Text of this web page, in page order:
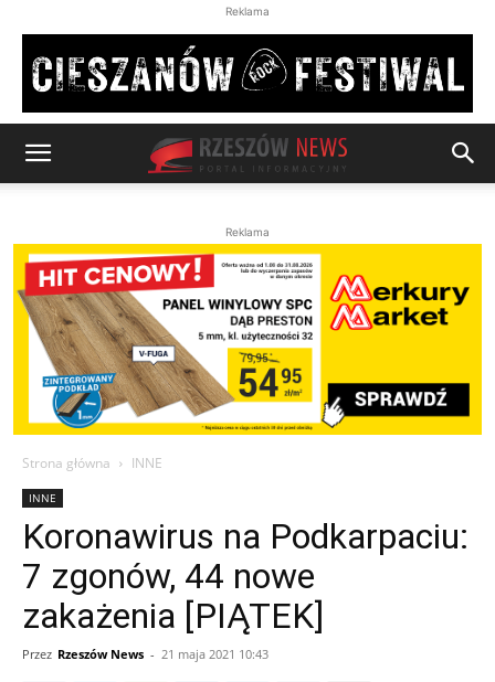
Reklama
Reklama
Strona główna INNE
INNE
Koronawirus na Podkarpaciu:
7 zgonów, 44 nowe
zakażenia [PIĄTEK]
Przez Rzeszów News - 21 maja 2021 10:43